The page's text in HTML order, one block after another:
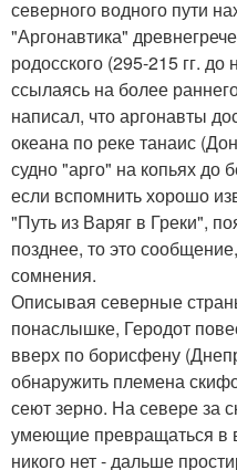
северного водного пути
"Аргонавтика"
родосского (295-215 гг.
ссылаясь на более
написал, что аргонавты
океана по реке танаис
судно "арго" на копьях до
если вспомнить хорошо
"Путь из Варяг в Греки",
позднее, то это
сомнения.
Описывая северные
понаслышке, Геродот
вверх по борисфену
обнаружить племена
сеют зерно. На севере за
умеющие превращаться в
никого нет - дальше